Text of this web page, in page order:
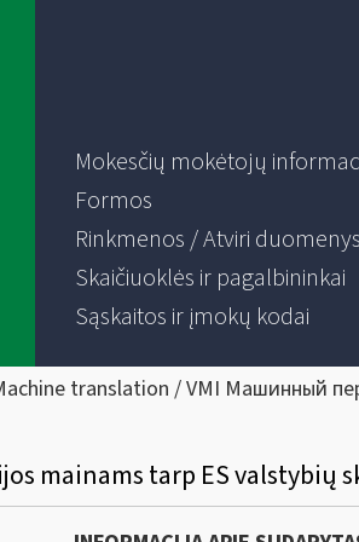
Mokesčių mokėtojų
Formos
Rinkmenos / Atviri duomenys
Skaičiuoklės ir pagalbininkai
Sąskaitos ir įmokų kodai
translation / VMI Машинный